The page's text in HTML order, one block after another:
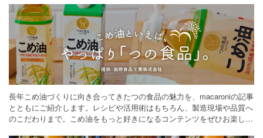
長年こめ油づくりに向き合ってきたつの食品の魅力を、macaroniの記事
とともにご紹介します。レシピや活用術はもちろん、製造現場や品質へ
のこだわりまで。こめ油をもっと好きになるコンテンツをぜひお楽しみ